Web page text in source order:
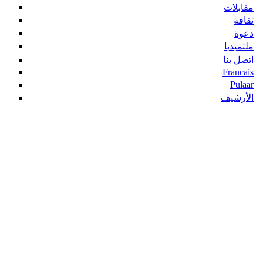
مقابلات
ثقافة
دعوة
ملتميديا
اتصل بنا
Francais
Pulaar
الأرشيف